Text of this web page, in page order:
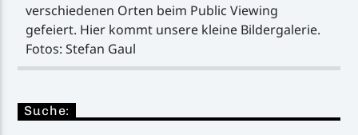
verschiedenen Orten beim Public Viewing
gefeiert. Hier kommt unsere kleine Bildergalerie.
Fotos: Stefan Gaul
Suche: